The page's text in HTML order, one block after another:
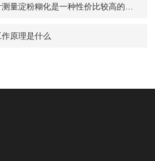
量淀粉糊化是一种性价比较高的选择
原理是什么